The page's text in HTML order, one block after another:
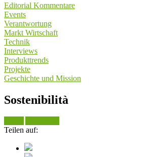
Editorial Kommentare
Events
Verantwortung
Markt Wirtschaft
Technik
Interviews
Produkttrends
Projekte
Geschichte und Mission
Sostenibilità
Teilen auf: